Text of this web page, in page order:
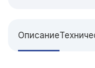
Описание